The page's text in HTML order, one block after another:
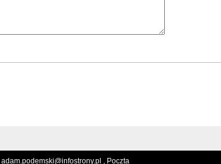
adam.podemski@infostrony.pl , Poczta